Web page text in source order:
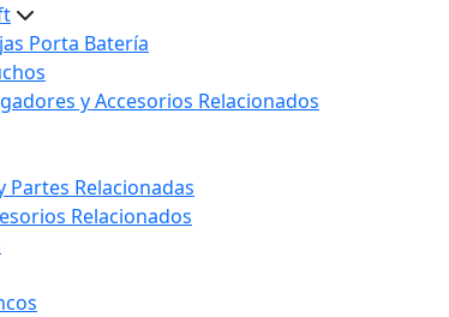
Porta Batería
y Accesorios Relacionados
Partes Relacionadas
Relacionados